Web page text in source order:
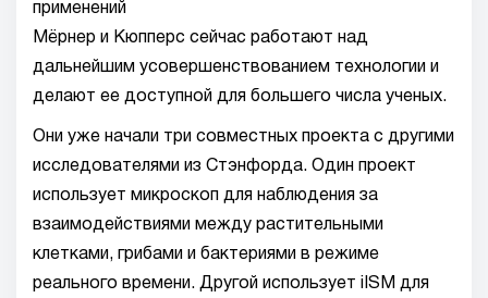
применений
Мёрнер и Кюпперс сейчас работают над
дальнейшим усовершенствованием технологии и
делают ее доступной для большего числа ученых.
Они уже начали три совместных проекта с другими
исследователями из Стэнфорда. Один проект
использует микроскоп для наблюдения за
взаимодействиями между растительными
клетками, грибами и бактериями в режиме
реального времени. Другой использует iISM для